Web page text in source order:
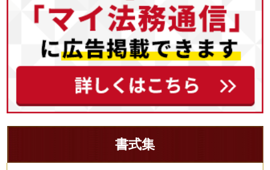
書式集